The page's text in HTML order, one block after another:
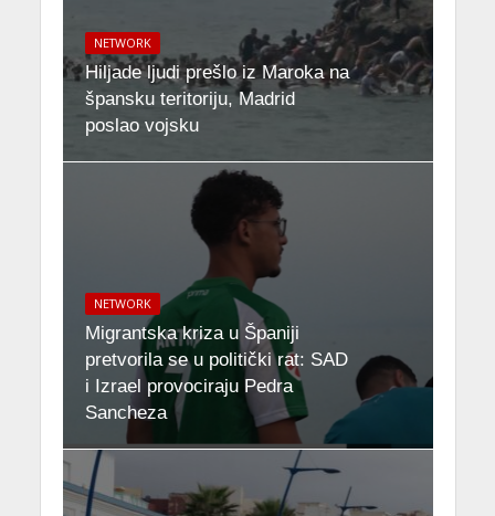
NETWORK
Hiljade ljudi prešlo iz Maroka na
špansku teritoriju, Madrid
poslao vojsku
NETWORK
Migrantska kriza u Španiji
pretvorila se u politički rat: SAD
i Izrael provociraju Pedra
Sancheza